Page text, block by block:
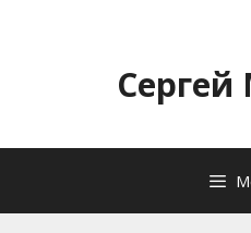
содержимомуСергей